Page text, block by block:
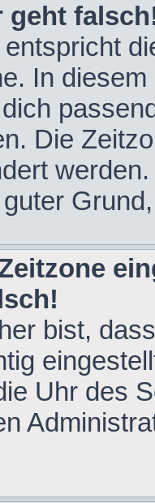
geht
In
Die
bist,
Uhr des